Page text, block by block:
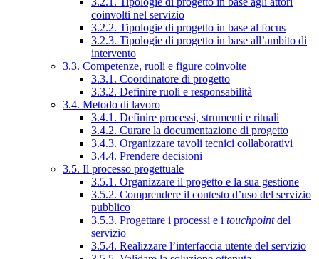
coinvolti nel servizio
3.2.2. Tipologie di progetto in base al focus
3.2.3. Tipologie di progetto in base all’ambito di
intervento
3.3. Competenze, ruoli e figure coinvolte
3.3.1. Coordinatore di progetto
3.3.2. Definire ruoli e responsabilità
3.4. Metodo di lavoro
3.4.1. Definire processi, strumenti e rituali
3.4.2. Curare la documentazione di progetto
3.4.3. Organizzare tavoli tecnici collaborativi
3.4.4. Prendere decisioni
3.5. Il processo progettuale
3.5.1. Organizzare il progetto e la sua gestione
3.5.2. Comprendere il contesto d’uso del servizio
pubblico
3.5.3. Progettare i processi e i touchpointdel
servizio
3.5.4. Realizzare l’interfaccia utente del servizio